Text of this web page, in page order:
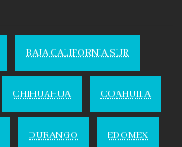
BAJA CALIFORNIA SUR
CHIHUAHUA COAHUILA
DURANGO EDOMEX